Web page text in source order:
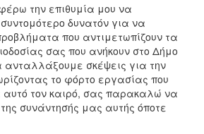
την επιθυμία μου να
δυνατόν για να
που αντιμετωπίζουν τα
σας που ανήκουν στο Δήμο
ανταλλάξουμε σκέψεις για την
το φόρτο εργασίας που
τον καιρό, σας παρακαλώ να
συνάντησής μας αυτής όποτε